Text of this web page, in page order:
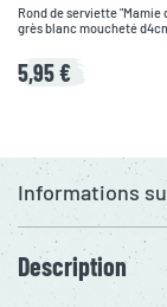
Rond de serviette "Mamie
grès blanc moucheté
5,95 €
Informations
Description